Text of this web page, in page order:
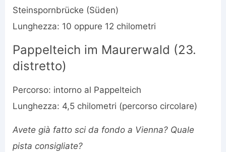
Steinspornbrücke (Süden)
Lunghezza: 10 oppure 12 chilometri
Pappelteich im Maurerwald (23.
distretto)
Percorso: intorno al Pappelteich
Lunghezza: 4,5 chilometri (percorso circolare)
Avete già fatto sci da fondo a Vienna? Quale
pista consigliate?